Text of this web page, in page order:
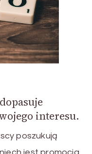
interesu.
poszukują